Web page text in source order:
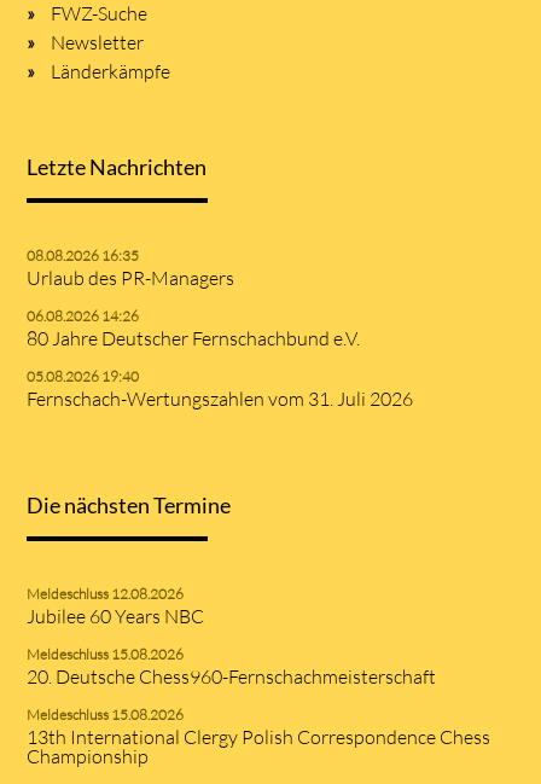
FWZ-Suche
Newsletter
Länderkämpfe
Letzte Nachrichten
08.08.2026 16:35
Urlaub des PR-Managers
06.08.2026 14:26
80 Jahre Deutscher Fernschachbund e.V.
05.08.2026 19:40
Fernschach-Wertungszahlen vom 31. Juli 2026
Die nächsten Termine
Meldeschluss 12.08.2026
Jubilee 60 Years NBC
Meldeschluss 15.08.2026
20. Deutsche Chess960-Fernschachmeisterschaft
Meldeschluss 15.08.2026
13th International Clergy Polish Correspondence Chess
Championship